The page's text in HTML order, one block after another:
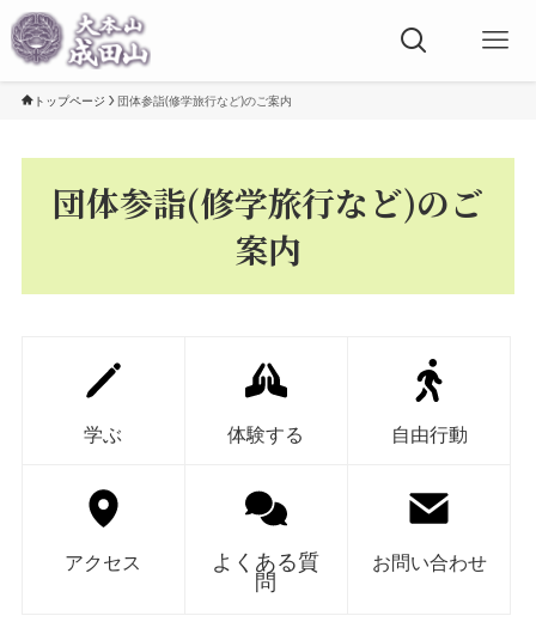
トップページ 団体参詣(修学旅行など)のご案内
団体参詣(修学旅行など)のご
案内
学ぶ 体験する 自由行動
アクセス よくある質
問
お問い合わせ